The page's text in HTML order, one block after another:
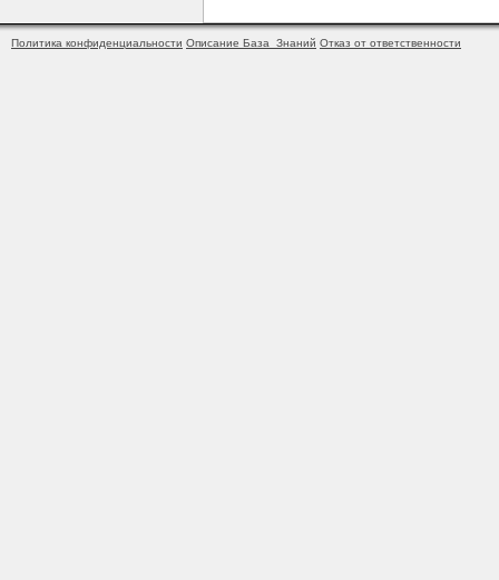
Политика конфиденциальности Описание База_Знаний Отказ от ответственности